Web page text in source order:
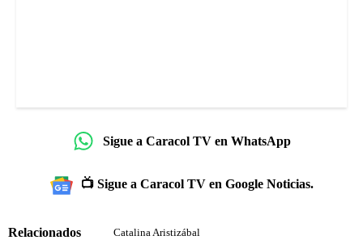
Sigue a Caracol TV en WhatsApp
📺 Sigue a Caracol TV en Google Noticias.
Relacionados Catalina Aristizábal